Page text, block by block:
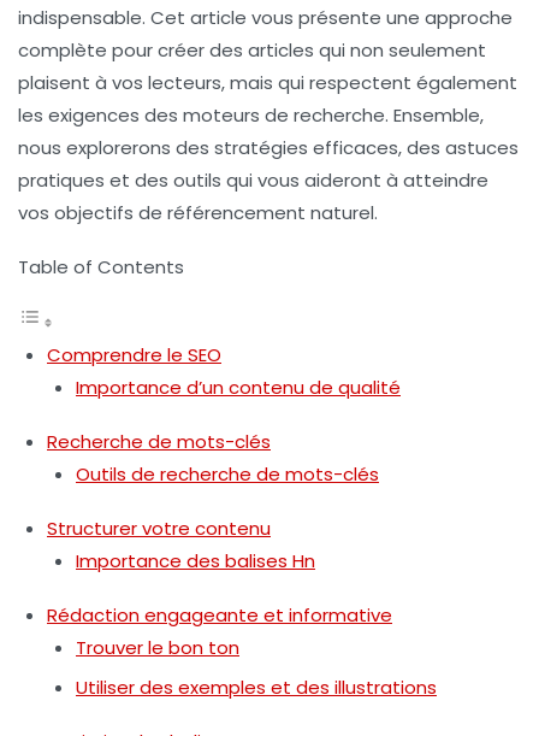
indispensable. Cet article vous présente une approche
complète pour créer des articles qui non seulement
plaisent à vos lecteurs, mais qui respectent également
les exigences des moteurs de recherche. Ensemble,
nous explorerons des stratégies efficaces, des astuces
pratiques et des outils qui vous aideront à atteindre
vos objectifs de référencement naturel.
Table of Contents
Comprendre le SEO
Importance d’un contenu de qualité
Recherche de mots-clés
Outils de recherche de mots-clés
Structurer votre contenu
Importance des balises Hn
Rédaction engageante et informative
Trouver le bon ton
Utiliser des exemples et des illustrations